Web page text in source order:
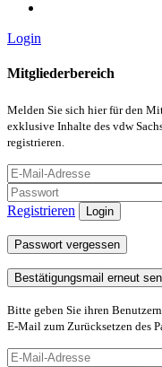
Login
Mitgliederbereich
Melden Sie sich hier für den
exklusive Inhalte des vdw
registrieren.
Registrieren Login
Passwort vergessen
Bestätigungsmail erneut
Bitte geben Sie ihren
E-Mail zum Zurücksetzen des